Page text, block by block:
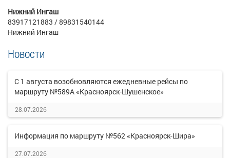
Нижний Ингаш
83917121883 / 89831540144
Нижний Ингаш
Новости
С 1 августа возобновляются ежедневные рейсы по
маршруту №589А «Красноярск-Шушенское»
28.07.2026
Информация по маршруту №562 «Красноярск-Шира»
27.07.2026